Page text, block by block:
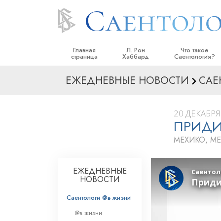
Главная
страница
Л. Рон
Хаббард
Что такое
Саентология?
Верования и
Что саентологи
Саентологии
Внутри церкви
Основные
ЕЖЕДНЕВНЫЕ НОВОСТИ
20
МЕХИКО,
ЕЖЕДНЕВНЫЕ
НОВОСТИ
Саентологи @в жизни
@в жизни